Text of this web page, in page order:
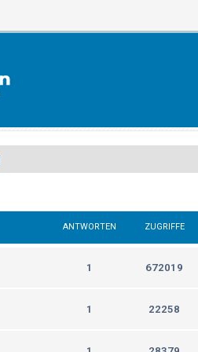
ANTWORTEN ZUGRIFFE
1 672019
1 22258